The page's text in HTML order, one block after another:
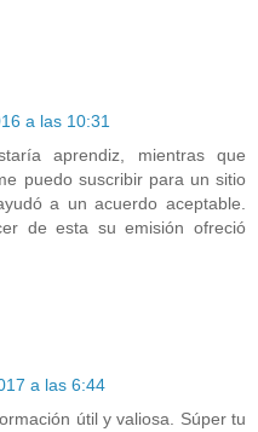
a las 10:31
aprendiz, mientras que
puedo suscribir para un sitio
a un acuerdo aceptable.
de esta su emisión ofreció
a las 6:44
útil y valiosa. Súper tu